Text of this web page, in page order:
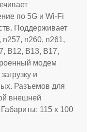
по 5G и Wi-Fi
Поддерживает
n257, n260, n261,
B12, B13, B17,
модем
и
Разъемов для
внешней
115 x 100